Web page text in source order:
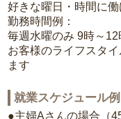
好きな曜日・時間に働
勤務時間例：
毎週水曜のみ 9時～
お客様のライフスタ
ます
就業スケジュール例
●主婦Aさんの場合（